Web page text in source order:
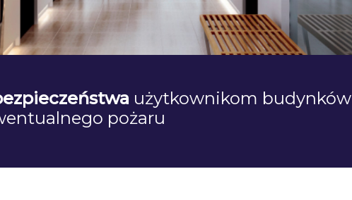
użytkownikom budynków
pożaru